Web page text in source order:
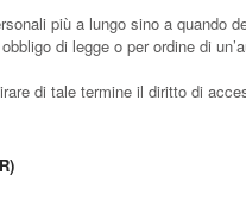
più a lungo sino a quando
di legge o per ordine di
di tale termine il diritto di